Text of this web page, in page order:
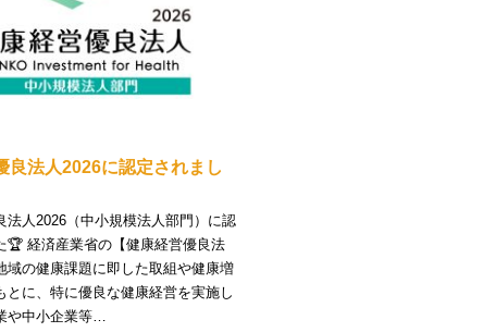
良法人2026に認定されまし
法人2026（中小規模法人部門）に認
🏆 経済産業省の【健康経営優良法
域の健康課題に即した取組や健康増
とに、特に優良な健康経営を実施し
や中小企業等…